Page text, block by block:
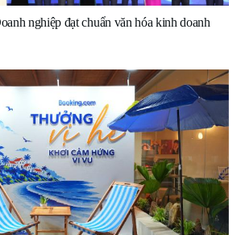
nghiệp đạt chuẩn văn hóa kinh doanh